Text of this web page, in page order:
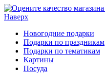
Наверх
Новогодние подарки
Подарки по праздникам
Подарки по тематикам
Картины
Посуда